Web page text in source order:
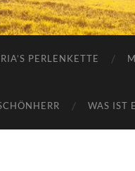
PERLENKETTE
WAS IST